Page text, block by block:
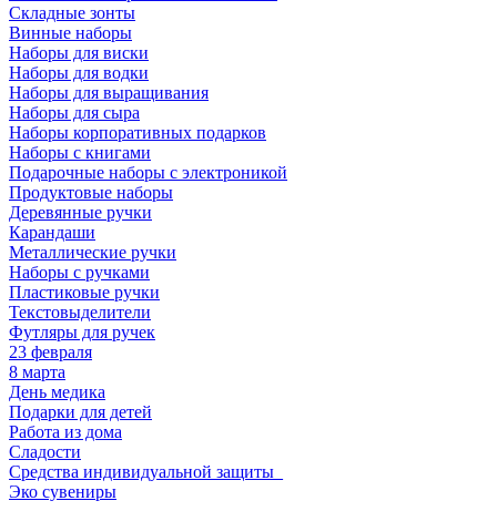
Складные зонты
Винные наборы
Наборы для виски
Наборы для водки
Наборы для выращивания
Наборы для сыра
Наборы корпоративных подарков
Наборы с книгами
Подарочные наборы с электроникой
Продуктовые наборы
Деревянные ручки
Карандаши
Металлические ручки
Наборы с ручками
Пластиковые ручки
Текстовыделители
Футляры для ручек
23 февраля
8 марта
День медика
Подарки для детей
Работа из дома
Сладости
Средства индивидуальной защиты_
Эко сувениры